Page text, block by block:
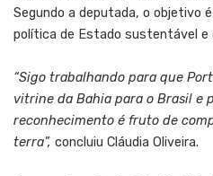
Segundo a deputada, o objetivo
política de Estado sustentável e
“Sigo trabalhando para que
vitrine da Bahia para o Brasil e
reconhecimento é fruto de
terra”, concluiu Cláudia Oliveira.